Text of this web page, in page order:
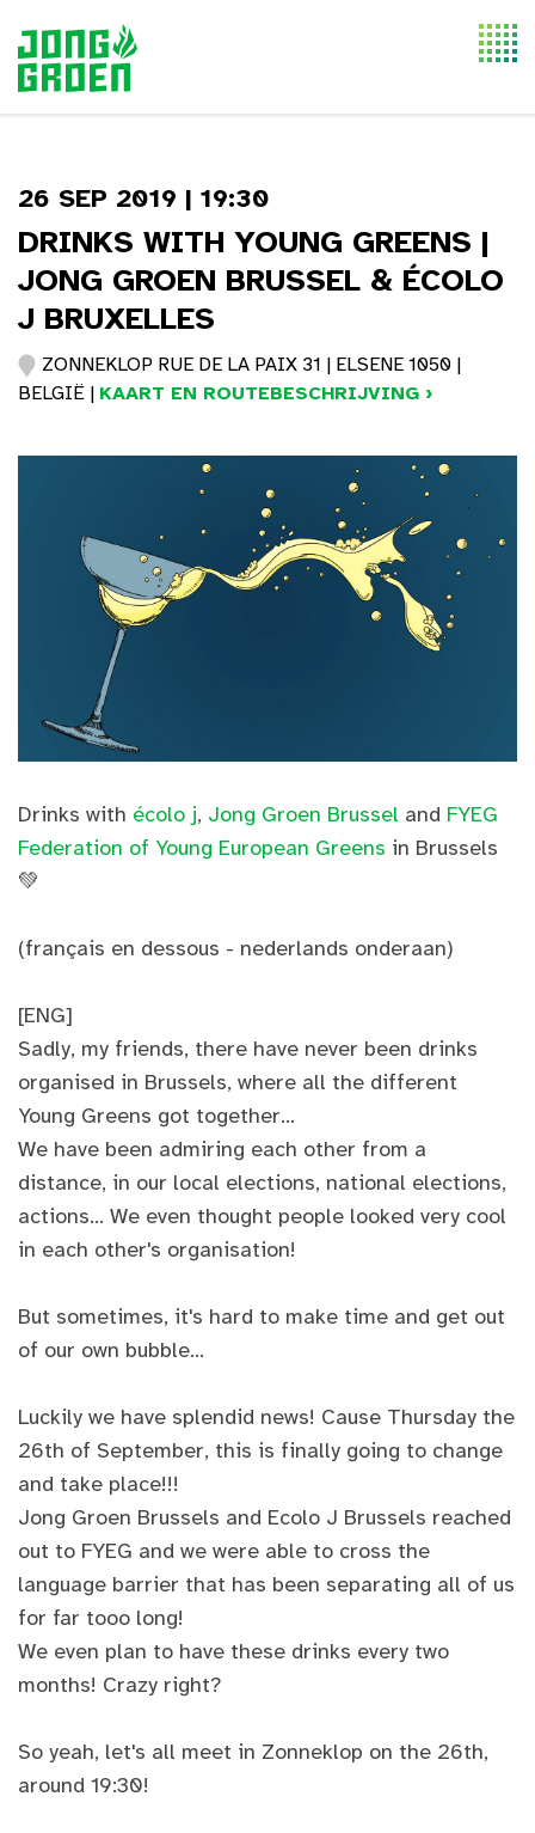
26 SEP 2019 | 19:30
DRINKS WITH YOUNG GREENS |
JONG GROEN BRUSSEL & ÉCOLO
J BRUXELLES
ZONNEKLOP RUE DE LA PAIX 31 | ELSENE 1050 |
BELGIË | KAART EN ROUTEBESCHRIJVING ›
Drinks with écolo j, Jong Groen Brussel and FYEG
Federation of Young European Greens in Brussels
💚
(français en dessous - nederlands onderaan)
[ENG]
Sadly, my friends, there have never been drinks
organised in Brussels, where all the different
Young Greens got together...
We have been admiring each other from a
distance, in our local elections, national elections,
actions... We even thought people looked very cool
in each other's organisation!
But sometimes, it's hard to make time and get out
of our own bubble...
Luckily we have splendid news! Cause Thursday the
26th of September, this is finally going to change
and take place!!!
Jong Groen Brussels and Ecolo J Brussels reached
out to FYEG and we were able to cross the
language barrier that has been separating all of us
for far tooo long!
We even plan to have these drinks every two
months! Crazy right?
So yeah, let's all meet in Zonneklop on the 26th,
around 19:30!